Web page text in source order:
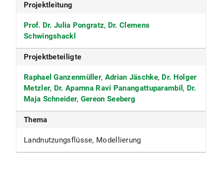
Projektleitung
Prof. Dr. Julia Pongratz, Dr. Clemens
Schwingshackl
Projektbeteiligte
Raphael Ganzenmüller, Adrian Jäschke, Dr. Holger
Metzler, Dr. Aparnna Ravi Panangattuparambil , Dr.
Maja Schneider, Gereon Seeberg
Thema
Landnutzungsflüsse, Modellierung